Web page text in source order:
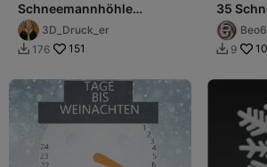
Schneemannhöhle
beleuchtet
3D_Druck_er
 176 151
35
 9 10